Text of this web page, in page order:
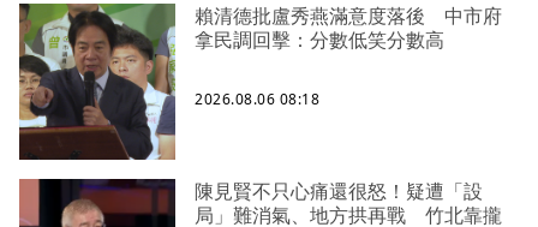
賴清德批盧秀燕滿意度落後 中市府
拿民調回擊：分數低笑分數高
2026.08.06 08:18
陳見賢不只心痛還很怒！疑遭「設
局」難消氣、地方拱再戰 竹北靠攏